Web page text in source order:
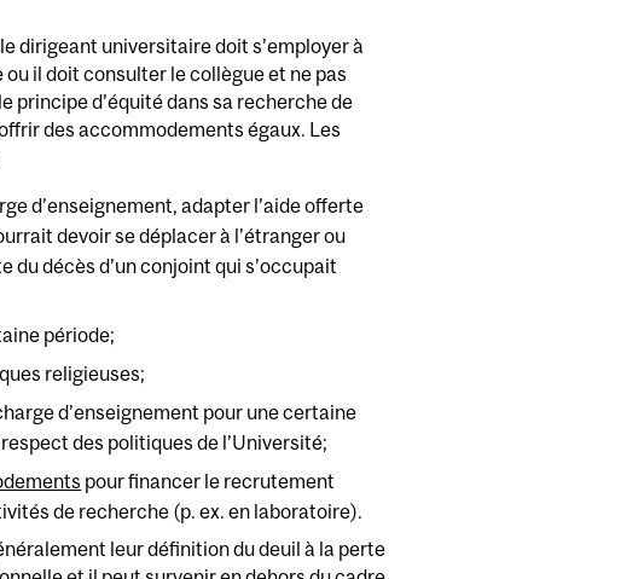
dirigeant universitaire doit s’employer à
il doit consulter le collègue et ne pas
principe d’équité dans sa recherche de
des accommodements égaux. Les
d’enseignement, adapter l’aide offerte
devoir se déplacer à l’étranger ou
du décès d’un conjoint qui s’occupait
période;
religieuses;
d’enseignement pour une certaine
des politiques de l’Université;
pour financer le recrutement
de recherche (p. ex. en laboratoire).
leur définition du deuil à la perte